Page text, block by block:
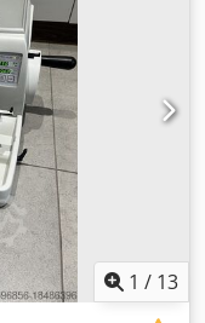
1 / 13